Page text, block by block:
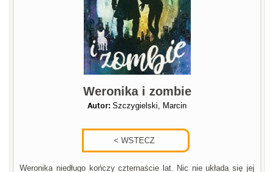
Weronika i zombie
Autor: Szczygielski, Marcin
Weronika niedługo kończy czternaście lat. Nic nie układa się jej